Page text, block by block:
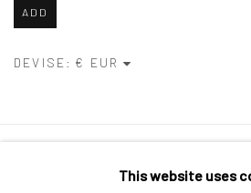
ADD
DEVISE:
This website uses